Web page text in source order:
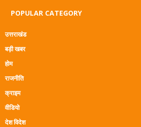
POPULAR CATEGORY
उत्तराखंड
बड़ी खबर
होम
राजनीति
क्राइम
वीडियो
देश विदेश